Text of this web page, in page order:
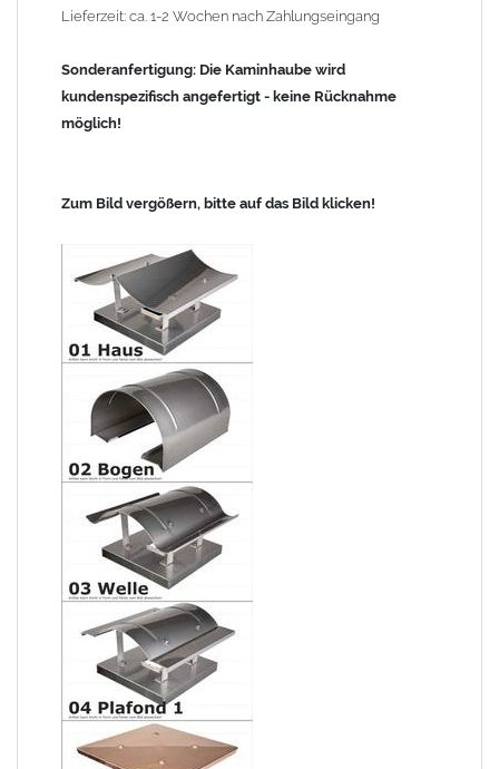
Lieferzeit: ca. 1-2 Wochen nach Zahlungseingang
Sonderanfertigung: Die Kaminhaube wird
kundenspezifisch angefertigt - keine Rücknahme
möglich!
Zum Bild vergößern, bitte auf das Bild klicken!